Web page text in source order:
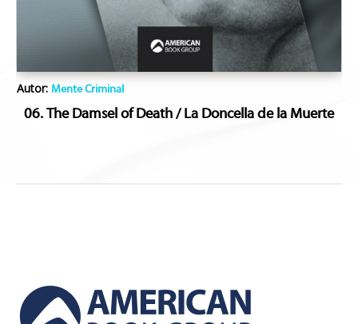
Autor:Mente Criminal
06. The Damsel of Death / La Doncella de la Muerte